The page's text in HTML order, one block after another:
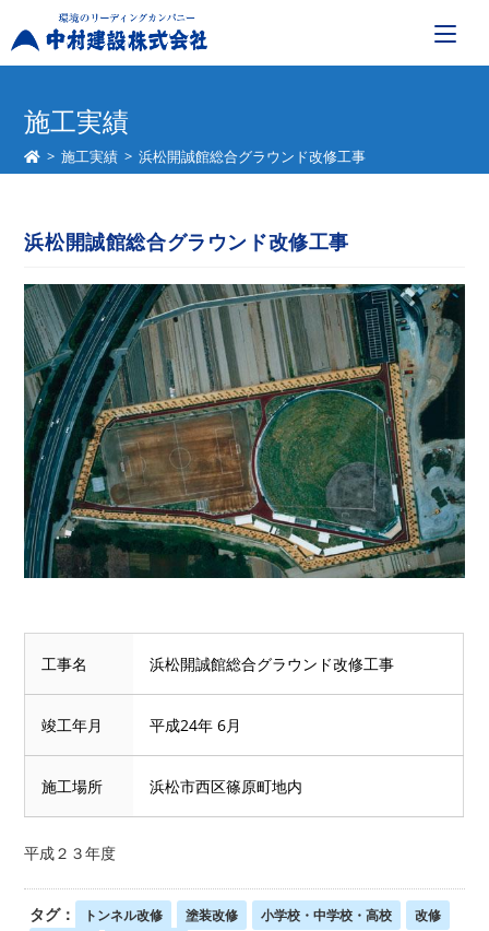
施工実績
> 施工実績 > 浜松開誠館総合グラウンド改修工事
浜松開誠館総合グラウンド改修工事
工事名 浜松開誠館総合グラウンド改修工事
竣工年月 平成24年 6月
施工場所 浜松市西区篠原町地内
平成２３年度
タグ： トンネル改修 塗装改修 小学校・中学校・高校
改修